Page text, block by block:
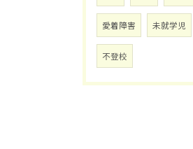
愛着障害 未就学児
不登校